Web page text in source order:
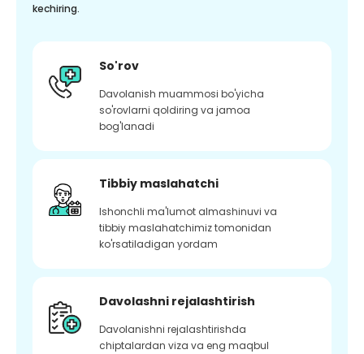
kechiring.
So'rov
Davolanish muammosi bo'yicha
so'rovlarni qoldiring va jamoa
bog'lanadi
Tibbiy maslahatchi
Ishonchli ma'lumot almashinuvi va
tibbiy maslahatchimiz tomonidan
ko'rsatiladigan yordam
Davolashni rejalashtirish
Davolanishni rejalashtirishda
chiptalardan viza va eng maqbul